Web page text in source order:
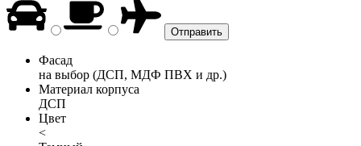
Фасад
на выбор (ДСП, МДФ ПВХ и др.)
Материал корпуса
ДСП
Цвет
<